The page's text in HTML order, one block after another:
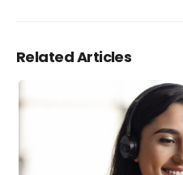
Related Articles